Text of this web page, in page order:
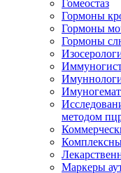
Гомеостаз
Гормоны
Гормоны
Гормоны
методом
Маркеры